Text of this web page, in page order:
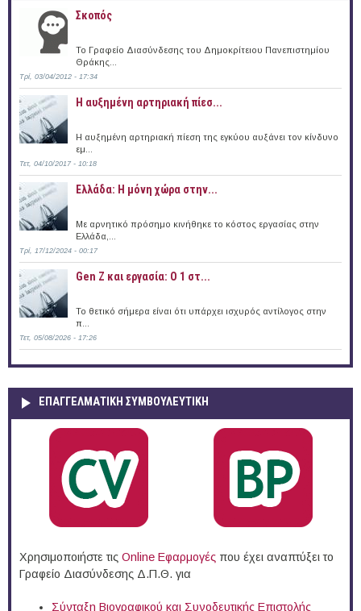
Σκοπός
Το Γραφείο Διασύνδεσης του Δημοκρίτειου Πανεπιστημίου
Θράκης...
Τρί, 03/04/2012 - 17:34
Η αυξημένη αρτηριακή πίεσ...
Η αυξημένη αρτηριακή πίεση της εγκύου αυξάνει τον κίνδυνο
εμ...
Τετ, 04/10/2017 - 10:18
Ελλάδα: Η μόνη χώρα στην...
Με αρνητικό πρόσημο κινήθηκε το κόστος εργασίας στην
Ελλάδα,...
Τρί, 17/12/2024 - 00:17
Gen Z και εργασία: Ο 1 στ...
Το θετικό σήμερα είναι ότι υπάρχει ισχυρός αντίλογος στην
π...
Τετ, 05/08/2026 - 17:26
ΕΠΑΓΓΕΛΜΑΤΙΚΉ ΣΥΜΒΟΥΛΕΥΤΙΚΉ
Χρησιμοποιήστε τις Online Eφαρμογές που έχει αναπτύξει το
Γραφείο Διασύνδεσης Δ.Π.Θ. για
Σύνταξη Βιογραφικού και Συνοδευτικής Επιστολής